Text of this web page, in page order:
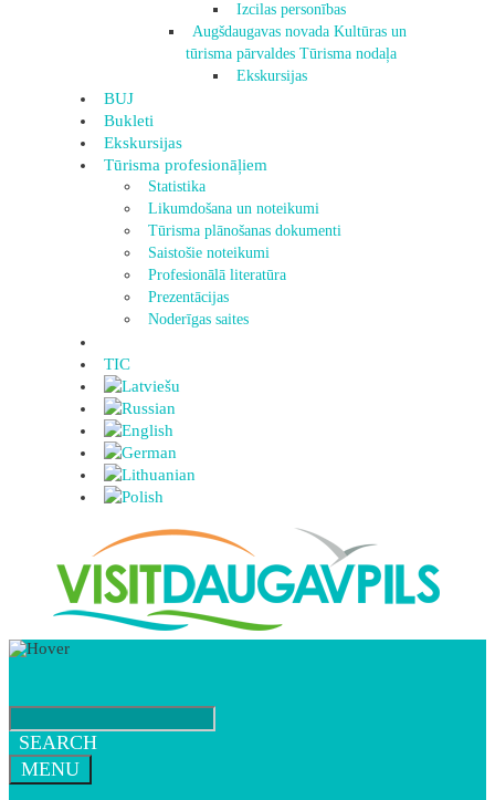
Izcilas personības
Augšdaugavas novada Kultūras un
tūrisma pārvaldes Tūrisma nodaļa
Ekskursijas
BUJ
Bukleti
Ekskursijas
Tūrisma profesionāļiem
Statistika
Likumdošana un noteikumi
Tūrisma plānošanas dokumenti
Saistošie noteikumi
Profesionālā literatūra
Prezentācijas
Noderīgas saites
TIC
SEARCH
MENU